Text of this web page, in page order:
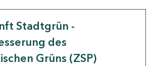
Stadtgrün -
des
Grüns (ZSP)